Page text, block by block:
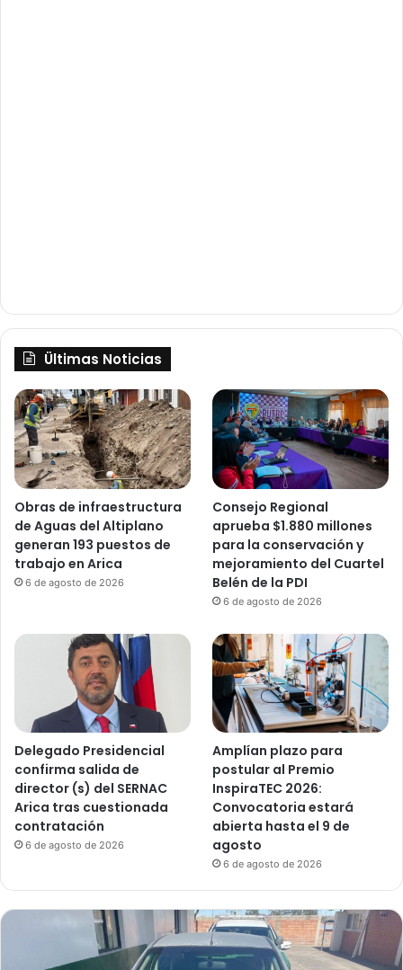
Ültimas Noticias
Obras de infraestructura
de Aguas del Altiplano
generan 193 puestos de
trabajo en Arica
6 de agosto de 2026
Consejo Regional
aprueba $1.880 millones
para la conservación y
mejoramiento del Cuartel
Belén de la PDI
6 de agosto de 2026
Delegado Presidencial
confirma salida de
director (s) del SERNAC
Arica tras cuestionada
contratación
6 de agosto de 2026
Amplían plazo para
postular al Premio
InspiraTEC 2026:
Convocatoria estará
abierta hasta el 9 de
agosto
6 de agosto de 2026